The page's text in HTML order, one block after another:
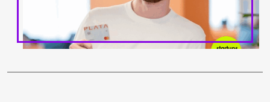
LinkedIn
Facebook
WhatsApp
Twitter